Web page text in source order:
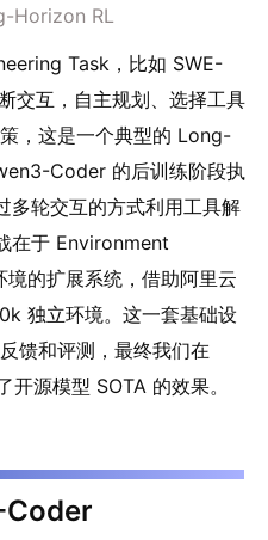
Horizon RL
Task，比如 SWE-
交互，自主规划、选择工具
，这是一个典型的 Long-
Coder 的后训练阶段执
多轮交互的方式利用工具解
在于 Environment
的扩展系统，借助阿里云
独立环境。这一套基础设
馈和评测，最终我们在
源模型 SOTA 的效果。